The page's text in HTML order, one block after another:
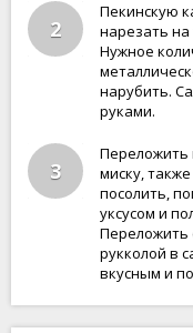
2
Пекинскую
нарезать на
Нужное
нарубить.
руками.
3
Переложить
миску,
посолить,
уксусом и
Переложить
рукколой в
вкусным и